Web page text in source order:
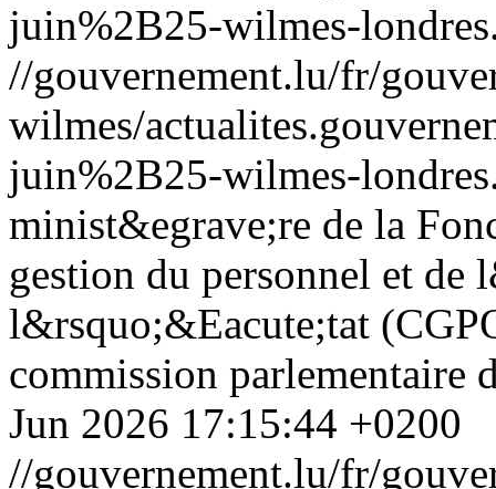
juin%2B25-wilmes-
//gouvernement.lu/fr/
wilmes/
juin%2B25-wilmes-
minist&egrave;re de la
gestion du personnel et de
l&rsquo;&Eacute;tat
commission parlementaire
Jun 2026 17:15:44 +0200
//gouvernement.lu/fr/